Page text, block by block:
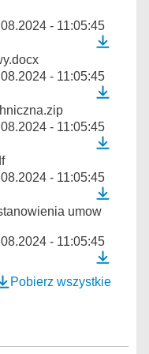
- 11:05:45
- 11:05:45
- 11:05:45
- 11:05:45
umow
- 11:05:45
Pobierz wszystkie